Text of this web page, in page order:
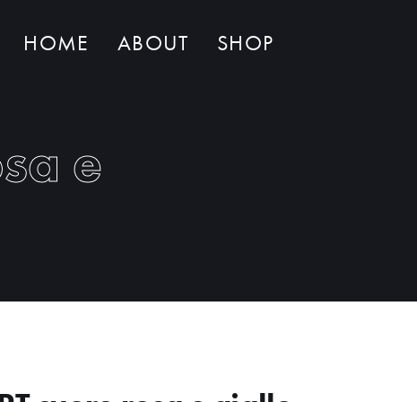
HOME ABOUT SHOP
e